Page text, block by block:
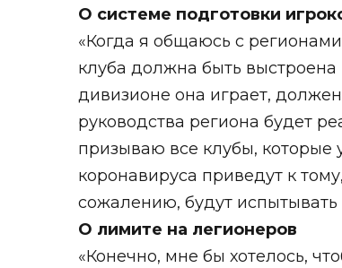
О системе подготовки
«Когда я общаюсь с
клуба должна быть выстроена
дивизионе она играет,
руководства региона будет
призываю все клубы, которые
коронавируса приведут к
сожалению, будут
О лимите на легионеров
«Конечно, мне бы хотелось,